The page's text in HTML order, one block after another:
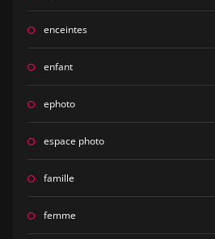
enceintes
enfant
ephoto
espace photo
famille
femme